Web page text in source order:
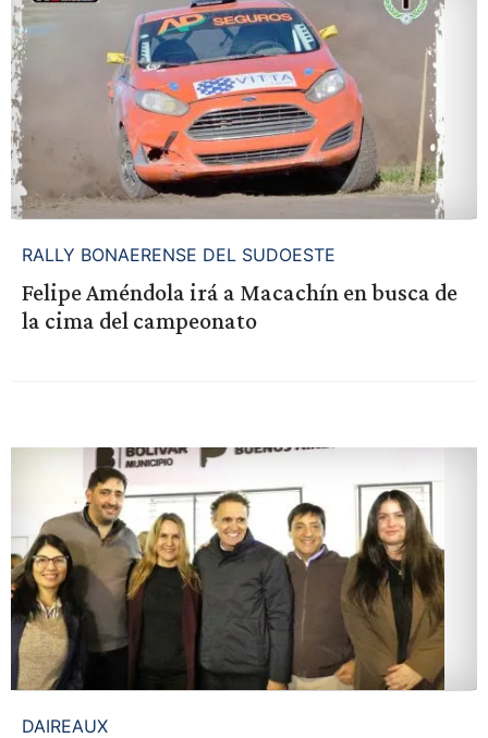
RALLY BONAERENSE DEL SUDOESTE
Felipe Améndola irá a Macachín en busca de
la cima del campeonato
DAIREAUX